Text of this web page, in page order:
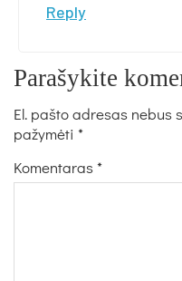
Reply
Parašykite
El. pašto adresas nebus
pažymėti *
Komentaras*